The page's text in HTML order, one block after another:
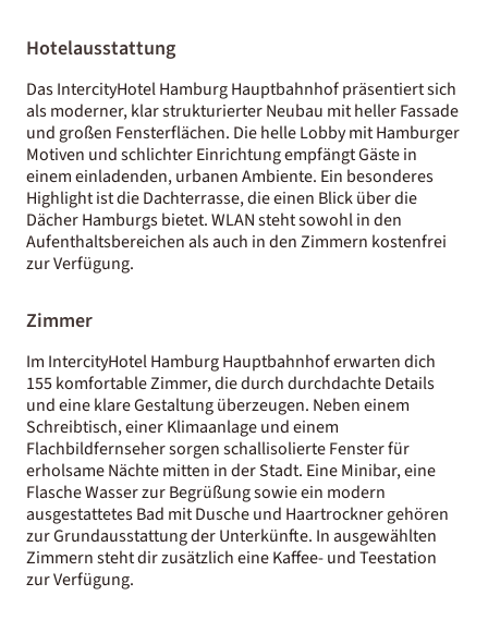
Hotelausstattung
Das IntercityHotel Hamburg Hauptbahnhof präsentiert sich
als moderner, klar strukturierter Neubau mit heller Fassade
und großen Fensterflächen. Die helle Lobby mit Hamburger
Motiven und schlichter Einrichtung empfängt Gäste in
einem einladenden, urbanen Ambiente. Ein besonderes
Highlight ist die Dachterrasse, die einen Blick über die
Dächer Hamburgs bietet. WLAN steht sowohl in den
Aufenthaltsbereichen als auch in den Zimmern kostenfrei
zur Verfügung.
Zimmer
Im IntercityHotel Hamburg Hauptbahnhof erwarten dich
155 komfortable Zimmer, die durch durchdachte Details
und eine klare Gestaltung überzeugen. Neben einem
Schreibtisch, einer Klimaanlage und einem
Flachbildfernseher sorgen schallisolierte Fenster für
erholsame Nächte mitten in der Stadt. Eine Minibar, eine
Flasche Wasser zur Begrüßung sowie ein modern
ausgestattetes Bad mit Dusche und Haartrockner gehören
zur Grundausstattung der Unterkünfte. In ausgewählten
Zimmern steht dir zusätzlich eine Kaffee- und Teestation
zur Verfügung.